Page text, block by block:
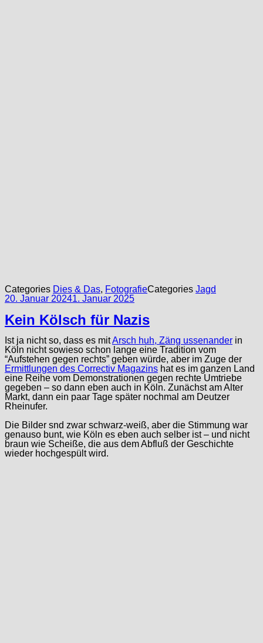
Categories Dies & Das, FotografieCategories Jagd
20. Januar 20241. Januar 2025
Kein Kölsch für Nazis
Ist ja nicht so, dass es mitArsch huh, Zäng ussenander in
Köln nicht sowieso schon lange eine Tradition vom
“Aufstehen gegen rechts” geben würde, aber im Zuge der
Ermittlungen des Correctiv Magazins hat es im ganzen Land
eine Reihe vom Demonstrationen gegen rechte Umtriebe
gegeben – so dann eben auch in Köln. Zunächst am Alter
Markt, dann ein paar Tage später nochmal am Deutzer
Rheinufer.
Die Bilder snd zwar schwarz-weiß, aber die Stimmung war
genauso bunt, wie Köln es eben auch selber ist – und nicht
braun wie Scheiße, die aus dem Abfluß der Geschichte
wieder hochgespült wird.